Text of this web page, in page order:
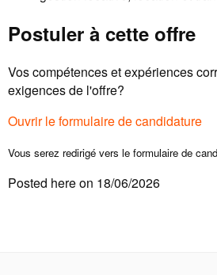
Postuler à cette offre
Vos compétences et expériences
exigences de l'offre?
Ouvrir le formulaire de candidature
Vous serez redirigé vers le formulaire de
Posted here on 18/06/2026